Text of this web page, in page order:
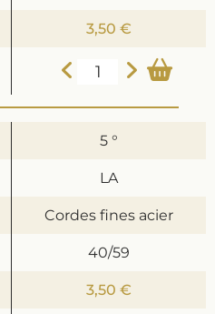
3,50 €
5 °
LA
Cordes fines acier
40/59
3,50 €